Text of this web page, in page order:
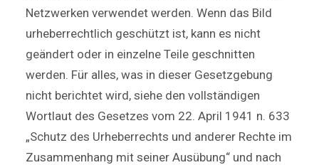
Netzwerken verwendet werden. Wenn das Bild
urheberrechtlich geschützt ist, kann es nicht
geändert oder in einzelne Teile geschnitten
werden. Für alles, was in dieser Gesetzgebung
nicht berichtet wird, siehe den vollständigen
Wortlaut des Gesetzes vom 22. April 1941 n. 633
„Schutz des Urheberrechts und anderer Rechte im
Zusammenhang mit seiner Ausübung“ und nach